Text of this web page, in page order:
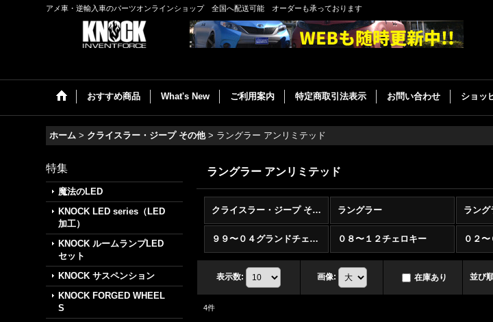
アメ車・逆輸入車のパーツオンラインショップ 全国へ配送可能 オーダーも承っております
おすすめ商品 What's New ご利用案内 特定商取引法表示 お問い合わせ ショッ
ホーム > クライスラー・ジープ その他 > ラングラー アンリミテッド
特集
魔法のLED
KNOCK LED series（LED
加工）
KNOCK ルームランプLED
セット
KNOCK サスペンション
KNOCK FORGED WHEEL
S
ラングラー アンリミテッド
クライスラー・ジープ その他 (全商品) ラングラー ラング
９９〜０４グランドチェロキー ０８〜１２チェロキー ０２
表示数: 画像: 在庫あり 並び
4件